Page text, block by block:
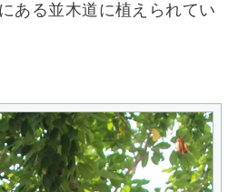
ある並木道に植えられてい